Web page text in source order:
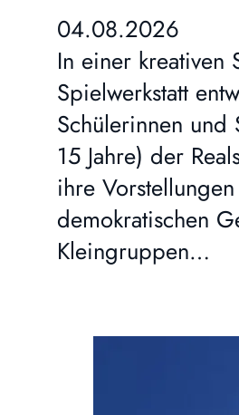
04.08.2026
In einer kreativen
Spielwerkstatt
Schülerinnen
15 Jahre) der
ihre
demokratischen
Kleingruppen…